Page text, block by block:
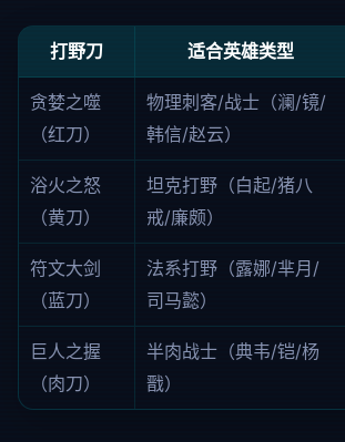
打野刀 适合英雄类型
贪婪之噬
（红刀）
物理刺客/战士（澜/镜/
韩信/赵云）
浴火之怒
（黄刀）
坦克打野（白起/猪八
戒/廉颇）
符文大剑
（蓝刀）
法系打野（露娜/芈月/
司马懿）
巨人之握
（肉刀）
半肉战士（典韦/铠/杨
戬）